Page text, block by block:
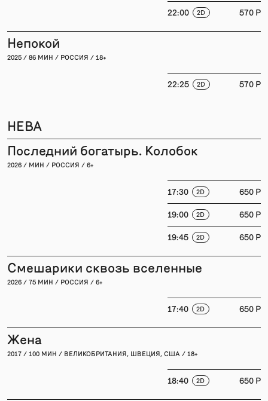
22:00 2D 570 P
Непокой
2025 / 86 МИН / РОССИЯ / 18+
22:25 2D 570 P
НЕВА
Последний богатырь. Колобок
2026 / МИН / РОССИЯ / 6+
17:30 2D 650 P
19:00 2D 650 P
19:45 2D 650 P
Смешарики сквозь вселенные
2026 / 75 МИН / РОССИЯ / 6+
17:40 2D 650 P
Жена
2017 / 100 МИН / ВЕЛИКОБРИТАНИЯ, ШВЕЦИЯ, США / 18+
18:40 2D 650 P